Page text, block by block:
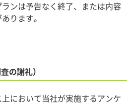
ンは予告なく終了、または内容
ります。
の謝礼）
において当社が実施するアンケ